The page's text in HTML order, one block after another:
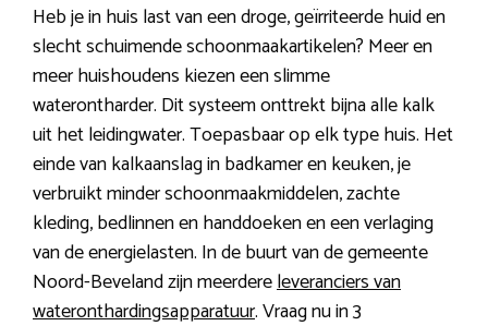
Heb je in huis last van een droge, geïrriteerde huid en
slecht schuimende schoonmaakartikelen? Meer en
meer huishoudens kiezen een slimme
waterontharder. Dit systeem onttrekt bijna alle kalk
uit het leidingwater. Toepasbaar op elk type huis. Het
einde van kalkaanslag in badkamer en keuken, je
verbruikt minder schoonmaakmiddelen, zachte
kleding, bedlinnen en handdoeken en een verlaging
van de energielasten. In de buurt van de gemeente
Noord-Beveland zijn meerdereleveranciers van
wateronthardingsapparatuur. Vraag nu in 3